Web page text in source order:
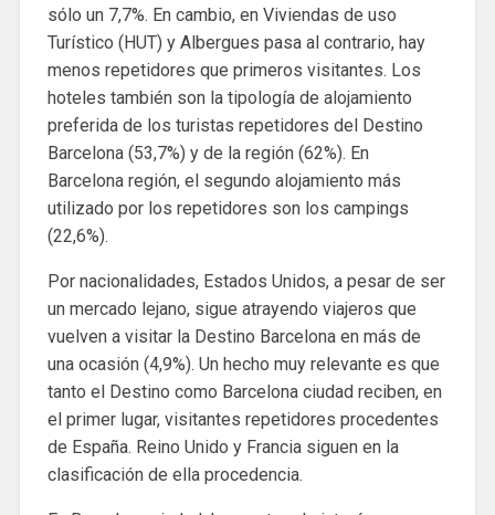
sólo un 7,7%. En cambio, en Viviendas de uso
Turístico (HUT) y Albergues pasa al contrario, hay
menos repetidores que primeros visitantes. Los
hoteles también son la tipología de alojamiento
preferida de los turistas repetidores del Destino
Barcelona (53,7%) y de la región (62%). En
Barcelona región, el segundo alojamiento más
utilizado por los repetidores son los campings
(22,6%).
Por nacionalidades, Estados Unidos, a pesar de ser
un mercado lejano, sigue atrayendo viajeros que
vuelven a visitar la Destino Barcelona en más de
una ocasión (4,9%). Un hecho muy relevante es que
tanto el Destino como Barcelona ciudad reciben, en
el primer lugar, visitantes repetidores procedentes
de España. Reino Unido y Francia siguen en la
clasificación de ella procedencia.